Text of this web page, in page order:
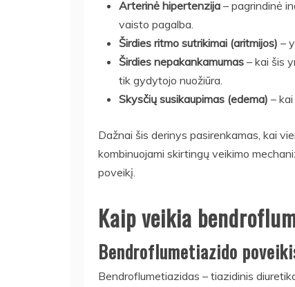
Arterinė hipertenzija – pagrindinė
vaisto pagalba.
Širdies ritmo sutrikimai (aritmijos) –
Širdies nepakankamumas – kai šis
tik gydytojo nuožiūra.
Skysčių susikaupimas (edema) –
Dažnai šis derinys pasirenkamas, kai
kombinuojami skirtingų veikimo
poveikį.
Kaip veikia
Bendroflumetiazido
Bendroflumetiazidas – tiazidinis